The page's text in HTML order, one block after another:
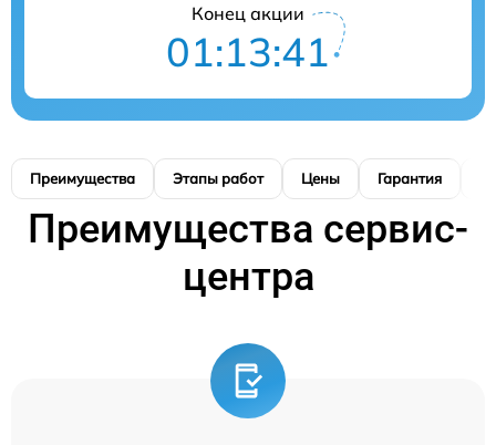
Конец акции
01:13:40
Преимущества Этапы работ Цены Гарантия
Преимущества сервис-
центра